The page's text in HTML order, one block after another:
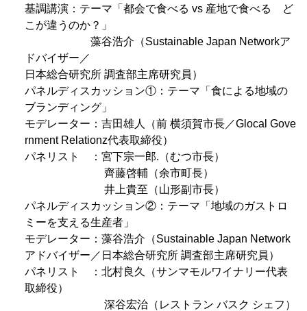
基調講演：テーマ「都会で食べる vs 産地で食べる ど
こが違うのか？」
藻谷浩介（Sustainable Japan Networkア
ドバイザー／
日本総合研究所 調査部主席研究員）
パネルディスカッション①：テーマ「食による地域の
ブランディング」
モデレーター：吉田雄人（前 横須賀市長／Glocal Gove
rnment Relationz代表取締役）
パネリスト ：宮下宗一郎.（むつ市長）
齊藤啓輔（余市町長）
井上貴至（山形副市長）
パネルディスカッション②：テーマ「地域のガストロ
ミーを支える生産者」
モデレーター：藻谷浩介（Sustainable Japan Network
アドバイザー／日本総合研究所 調査部主席研究員）
パネリスト ：北村良久（サンマモルワイナリー代表
取締役）
深谷宏治（レストラン バスク シェフ）